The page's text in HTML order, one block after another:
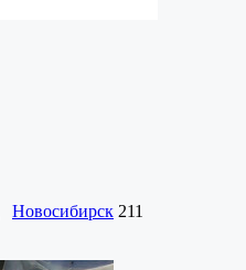
Новосибирск 211